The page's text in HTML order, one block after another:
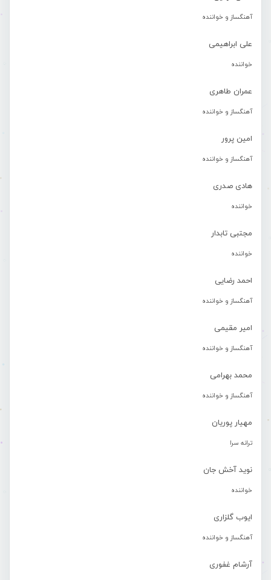
آهنگساز و خواننده
علی ابراهیمی
خواننده
عمران طاهری
آهنگساز و خواننده
امین پرور
آهنگساز و خواننده
هادی صدری
خواننده
مجتبی تابدار
خواننده
احمد رضایی
آهنگساز و خواننده
امیر مقیمی
آهنگساز و خواننده
محمد بهرامی
آهنگساز و خواننده
مهیار پوریان
ترانه سرا
نوید آخش جان
خواننده
ایوب گلزاری
آهنگساز و خواننده
آرشام غفوری